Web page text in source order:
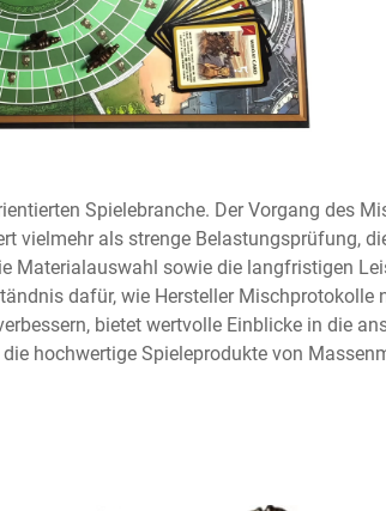
Spielebranche. Der Vorgang des
vielmehr als strenge Belastungsprüfung,
Materialauswahl sowie die langfristigen
dafür, wie Hersteller Mischprotokolle
bietet wertvolle Einblicke in die
hochwertige Spieleprodukte von